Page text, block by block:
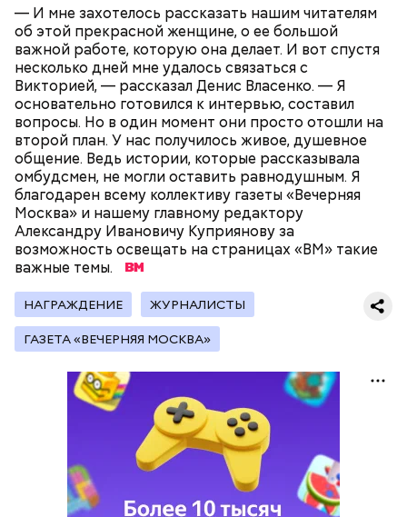
— И мне захотелось рассказать нашим читателям
об этой прекрасной женщине, о ее большой
важной работе, которую она делает. И вот спустя
несколько дней мне удалось связаться с
Викторией, — рассказал Денис Власенко. — Я
основательно готовился к интервью, составил
вопросы. Но в один момент они просто отошли на
второй план. У нас получилось живое, душевное
общение. Ведь истории, которые рассказывала
омбудсмен, не могли оставить равнодушным. Я
благодарен всему коллективу газеты «Вечерняя
Москва» и нашему главному редактору
Александру Ивановичу Куприянову за
возможность освещать на страницах «ВМ» такие
важные темы.
НАГРАЖДЕНИЕ ЖУРНАЛИСТЫ
ГАЗЕТА «ВЕЧЕРНЯЯ МОСКВА»
Поляков предупредил: не стоит собирать грибы у
обочин дорог или рядом с промышленными
предприятиями, так как они могут накапливать в
себе токсические вещества.
— Может пробить заряд на человека. Нужно вести
зверя, затаиться, — добавил академик.
«Новым рекордам — быть»: как
активность Эль-Ниньо может
отразиться на предстоящем лете
в России
По его словам, молния может распасться, улететь
или просто погаснуть. Однако есть риск, что она
может и взорваться.